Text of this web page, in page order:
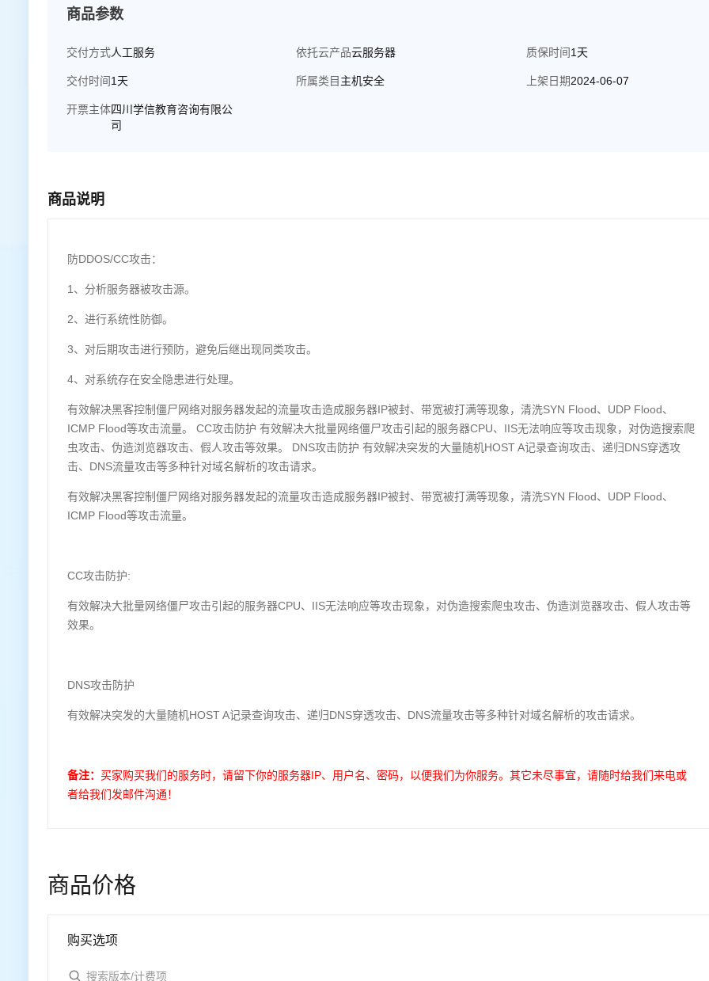
商品参数
交付方式人工服务 依托云产品云服务器 质保时间1天
交付时间1天 所属类目 主机安全 上架日期2024-06-07
开票主体四川学信教育咨询有限公
司
商品说明
防DDOS/CC攻击：
1、分析服务器被攻击源。
2、进行系统性防御。
3、对后期攻击进行预防，避免后继出现同类攻击。
4、对系统存在安全隐患进行处理。
有效解决黑客控制僵尸网络对服务器发起的流量攻击造成服务器IP被封、带宽被打满等现象，清洗SYN Flood、UDP Flood、
ICMP Flood等攻击流量。 CC攻击防护 有效解决大批量网络僵尸攻击引起的服务器CPU、IIS无法响应等攻击现象，对伪造搜索爬
虫攻击、伪造浏览器攻击、假人攻击等效果。 DNS攻击防护 有效解决突发的大量随机HOST A记录查询攻击、递归DNS穿透攻
击、DNS流量攻击等多种针对域名解析的攻击请求。
有效解决黑客控制僵尸网络对服务器发起的流量攻击造成服务器IP被封、带宽被打满等现象，清洗SYN Flood、UDP Flood、
ICMP Flood等攻击流量。
CC攻击防护:
有效解决大批量网络僵尸攻击引起的服务器CPU、IIS无法响应等攻击现象，对伪造搜索爬虫攻击、伪造浏览器攻击、假人攻击等
效果。
DNS攻击防护
有效解决突发的大量随机HOST A记录查询攻击、递归DNS穿透攻击、DNS流量攻击等多种针对域名解析的攻击请求。
备注： 买家购买我们的服务时，请留下你的服务器IP、用户名、密码，以便我们为你服务。其它未尽事宜，请随时给我们来电或
者给我们发邮件沟通！
商品价格
购买选项